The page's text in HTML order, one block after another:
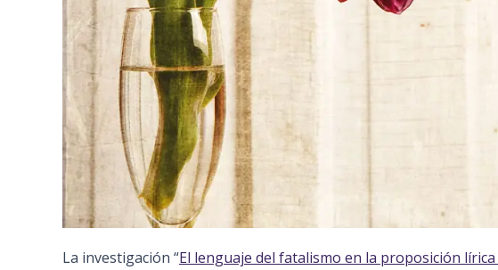
La investigación “El lenguaje del fatalismo en la proposición